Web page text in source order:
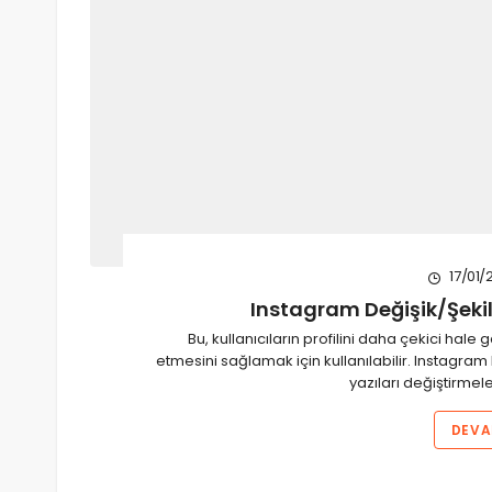
17/01/
Instagram Değişik/
Bu, kullanıcıların profilini daha çekici
etmesini sağlamak için kullanılabilir. Instagram
yazıları